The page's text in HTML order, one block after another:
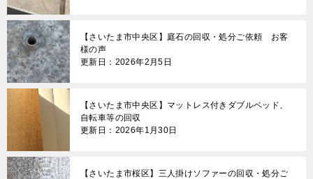
【さいたま市中央区】庭石の回収・処分ご依頼 お客
様の声
更新日：2026年2月5日
【さいたま市中央区】マットレス付きダブルベッド、
自転車等の回収
更新日：2026年1月30日
【さいたま市桜区】三人掛けソファーの回収・処分ご